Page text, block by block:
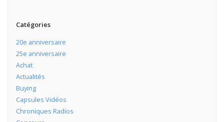
Catégories
20e anniversaire
25e anniversaire
Achat
Actualités
Buying
Capsules Vidéos
Chroniques Radios